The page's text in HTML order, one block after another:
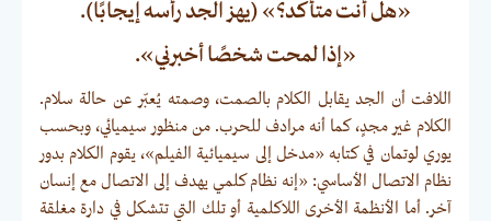
«هل أنت متأكد؟» (يهز الجد رأسه إيجابًا).
«إذا لمحت شخصًا أخبرني».
اللافت أن الجد يقابل الكلام بالصمت، وصمته يُعبّر عن حالة سلام.
الكلام غير مجدٍ، كما أنه مرادف للحرب. من منظور سيميائي، وبحسب
يوري لوتمان في كتابه «مدخل إلى سيميائية الفيلم»، يقوم الكلام بدور
نظام الاتصال الأساسي: «إنه نظام كلمي يهدف إلى الاتصال مع إنسان
آخر. أما الأنظمة الأخرى اللاكلمية أو تلك التي تتشكل في دارة مغلقة